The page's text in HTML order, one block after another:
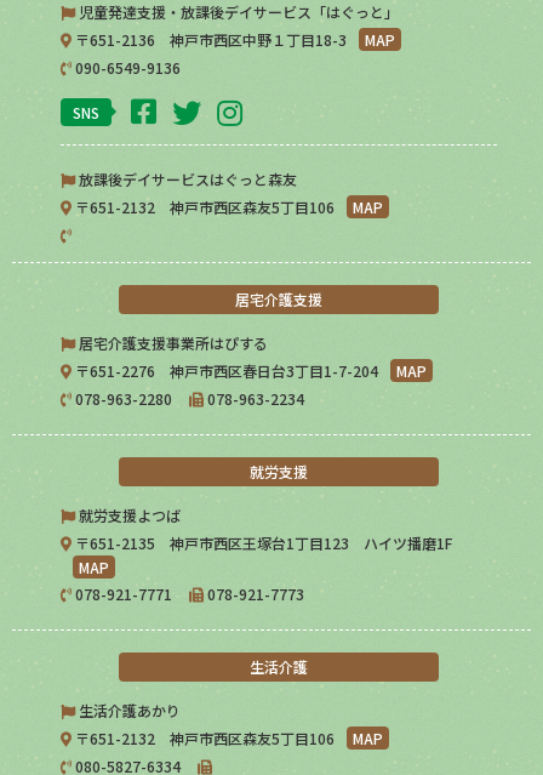
児童発達支援・放課後デイサービス「はぐっと」
〒651-2136 神戸市西区中野１丁目18-3
MAP
090-6549-9136
SNS
放課後デイサービスはぐっと森友
〒651-2132 神戸市西区森友5丁目106
MAP
居宅介護支援
居宅介護支援事業所はぴする
〒651-2276 神戸市西区春日台3丁目1-7-204
MAP
078-963-2280
078-963-2234
就労支援
就労支援よつば
〒651-2135 神戸市西区王塚台1丁目123 ハイツ播磨1F
MAP
078-921-7771
078-921-7773
生活介護
生活介護あかり
〒651-2132 神戸市西区森友5丁目106
MAP
080-5827-6334